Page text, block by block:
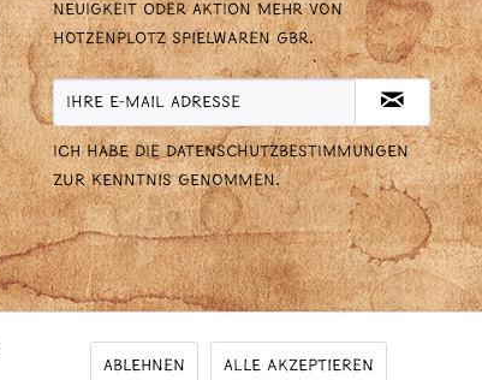
Neuigkeit oder Aktion mehr von
Hotzenplotz Spielwaren GbR.
Ich habe dieDatenschutzbestimmungen
zur Kenntnis genommen.
Ablehnen Alle akzeptieren